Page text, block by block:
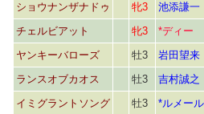
ショウナンザナドゥ
牝3 池添謙一
チェルビアット
牝3 *ディー
ヤンキーバローズ
牡3 岩田望来
ランスオブカオス
牡3 吉村誠之
イミグラントソング
牡3 *ルメール